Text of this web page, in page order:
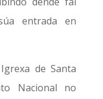
entrada en
de Santa
Nacional no